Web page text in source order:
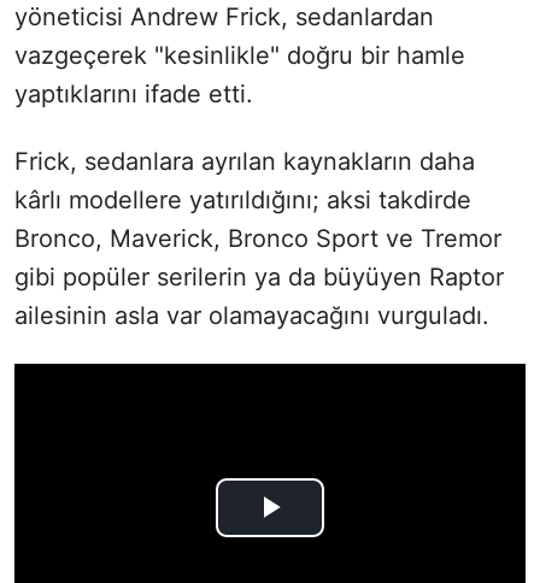
yöneticisi Andrew Frick, sedanlardan
vazgeçerek "kesinlikle" doğru bir hamle
yaptıklarını ifade etti.
Frick, sedanlara ayrılan kaynakların daha
kârlı modellere yatırıldığını; aksi takdirde
Bronco, Maverick, Bronco Sport ve Tremor
gibi popüler serilerin ya da büyüyen Raptor
ailesinin asla var olamayacağını vurguladı.